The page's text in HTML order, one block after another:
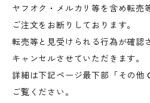
ヤフオク・メルカリ等を含め転売
ご注文をお断りしております。
転売等と見受けられる行為が確認
キャンセルさせていただきます。
詳細は下記ページ最下部「その他
ご覧ください。